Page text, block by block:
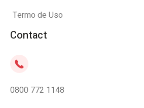
Termo de Uso
Contact
0800 772 1148